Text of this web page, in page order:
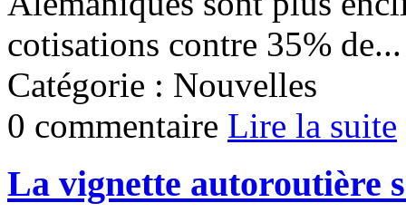
cotisations contre 35% de...
Catégorie : Nouvelles
0 commentaire Lire la suite
La vignette autoroutière